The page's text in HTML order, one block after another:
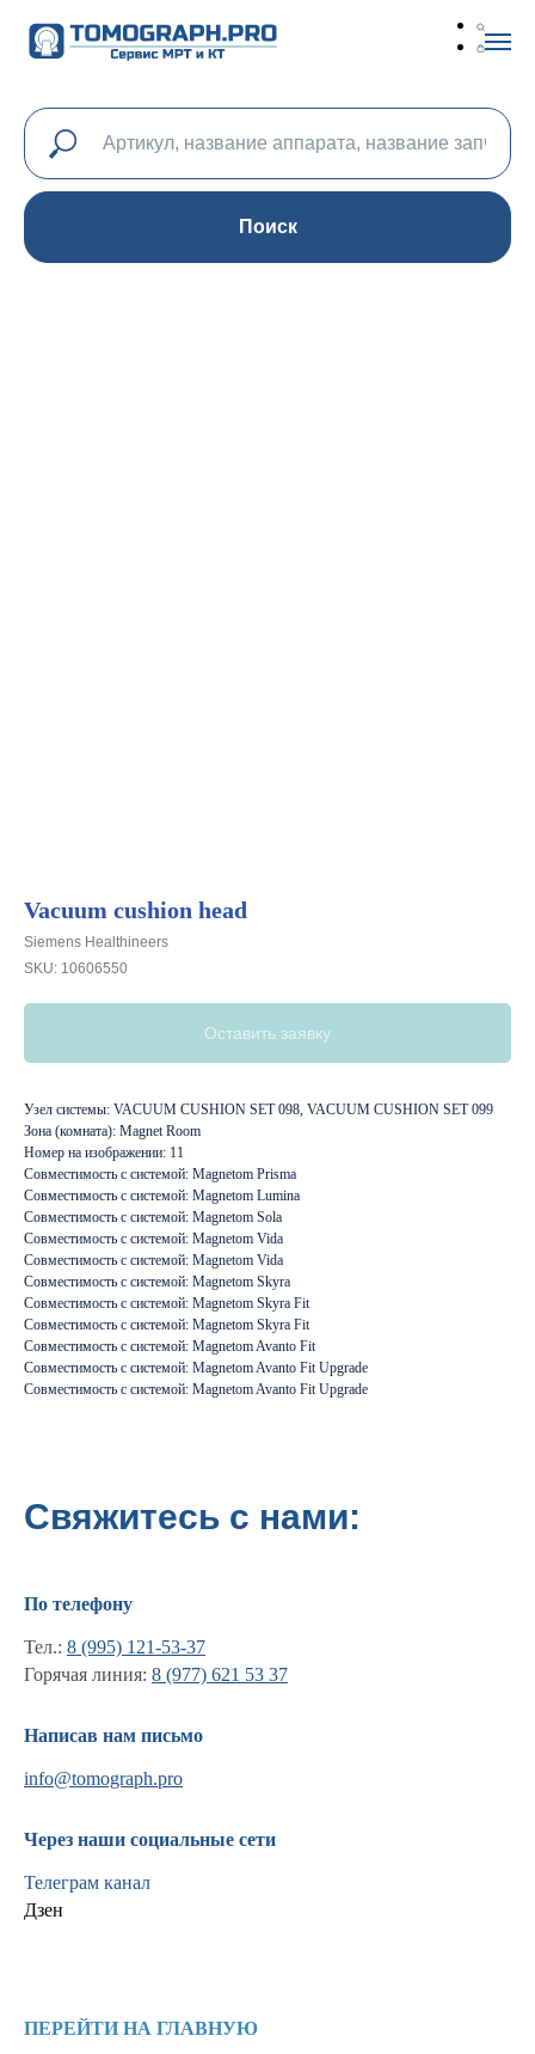
Поиск
Vacuum cushion head
Siemens Healthineers
SKU: 10606550
Оставить заявку
Узел системы: VACUUM CUSHION SET 098, VACUUM CUSHION SET 099
Зона (комната): Magnet Room
Номер на изображении: 11
Совместимость с системой: Magnetom Prisma
Совместимость с системой: Magnetom Lumina
Совместимость с системой: Magnetom Sola
Совместимость с системой: Magnetom Vida
Совместимость с системой: Magnetom Vida
Совместимость с системой: Magnetom Skyra
Совместимость с системой: Magnetom Skyra Fit
Совместимость с системой: Magnetom Skyra Fit
Совместимость с системой: Magnetom Avanto Fit
Совместимость с системой: Magnetom Avanto Fit Upgrade
Совместимость с системой: Magnetom Avanto Fit Upgrade
Свяжитесь с нами:
По телефону
Тел.: 8 (995) 121-53-37
Горячая линия: 8 (977) 621 53 37
Написав нам письмо
info@tomograph.pro
Через наши социальные сети
Телеграм канал
Дзен
ПЕРЕЙТИ НА ГЛАВНУЮ
Информация
Запасные части
Ремонт МРТ
Ремонт КТ
Обучение
+7 (995) 121-53-37
Лицензии